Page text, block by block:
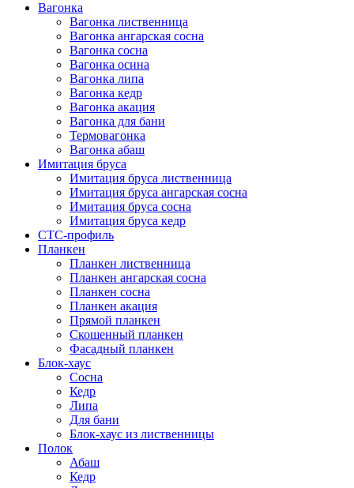
Вагонка
Вагонка лиственница
Вагонка ангарская сосна
Вагонка сосна
Вагонка осина
Вагонка липа
Вагонка кедр
Вагонка акация
Вагонка для бани
Термовагонка
Вагонка абаш
Имитация бруса
Имитация бруса лиственница
Имитация бруса ангарская сосна
Имитация бруса сосна
Имитация бруса кедр
СТС-профиль
Планкен
Планкен лиственница
Планкен ангарская сосна
Планкен сосна
Планкен акация
Прямой планкен
Скошенный планкен
Фасадный планкен
Блок-хаус
Сосна
Кедр
Липа
Для бани
Блок-хаус из лиственницы
Полок
Абаш
Кедр